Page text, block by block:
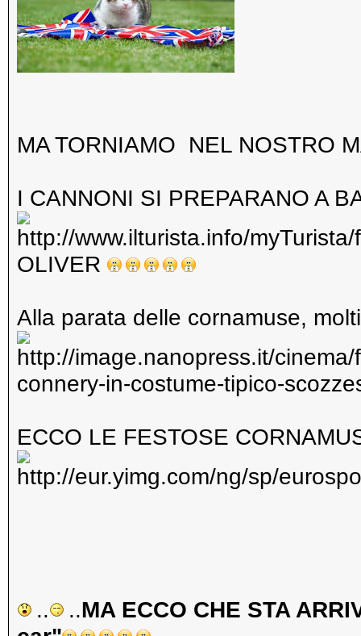
MA TORNIAMO NEL NOSTRO
I CANNONI SI PREPARANO A
OLIVER
Alla parata delle cornamuse,
ECCO LE FESTOSE
.. ..MA ECCO CHE STA